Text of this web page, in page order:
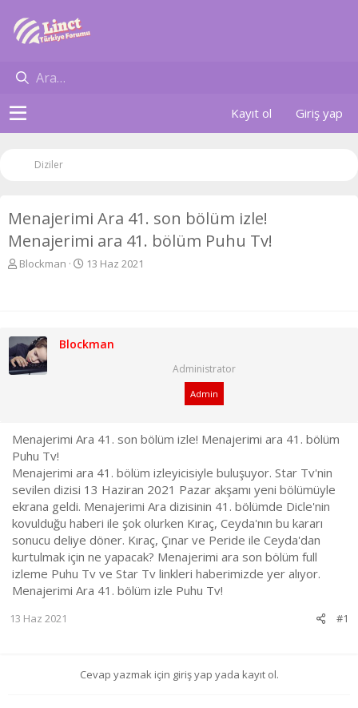
Kayıt ol Giriş yap
Diziler
Menajerimi Ara 41. son bölüm izle!
Menajerimi ara 41. bölüm Puhu Tv!
K
u
b
a
ş
a
n
Blockman
B
g
i
13 Haz 2021
Blockman
Administrator
Admin
Menajerimi Ara 41. son bölüm izle! Menajerimi ara 41. bölüm
Puhu Tv!
Menajerimi ara 41. bölüm izleyicisiyle buluşuyor. Star Tv'nin
sevilen dizisi 13 Haziran 2021 Pazar akşamı yeni bölümüyle
ekrana geldi. Menajerimi Ara dizisinin 41. bölümde Dicle'nin
kovulduğu haberi ile şok olurken Kıraç, Ceyda'nın bu kararı
sonucu deliye döner. Kıraç, Çınar ve Peride ile Ceyda'dan
kurtulmak için ne yapacak? Menajerimi ara son bölüm full
izleme Puhu Tv ve Star Tv linkleri haberimizde yer alıyor.
Menajerimi Ara 41. bölüm izle Puhu Tv!
#1
13 Haz 2021
Cevap yazmak için giriş yap yada kayıt ol.